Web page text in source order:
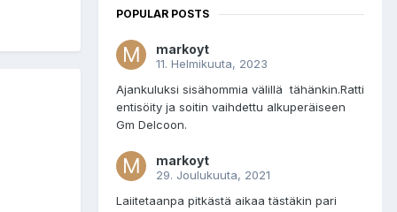
POPULAR POSTS
markoyt
11. Helmikuuta, 2023
Ajankuluksi sisähommia välillä tähänkin.Ratti
entisöity ja soitin vaihdettu alkuperäiseen
Gm Delcoon.
markoyt
29. Joulukuuta, 2021
Laiitetaanpa pitkästä aikaa tästäkin pari